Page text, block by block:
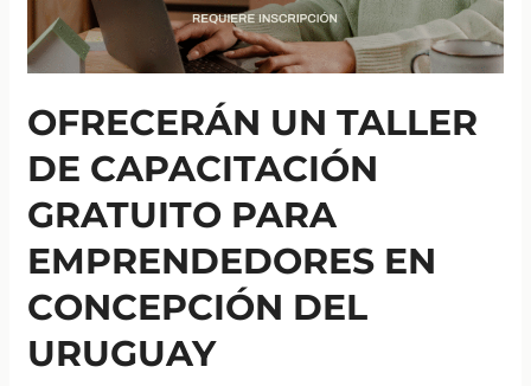
OFRECERÁN UN TALLER
DE CAPACITACIÓN
GRATUITO PARA
EMPRENDEDORES EN
CONCEPCIÓN DEL
URUGUAY